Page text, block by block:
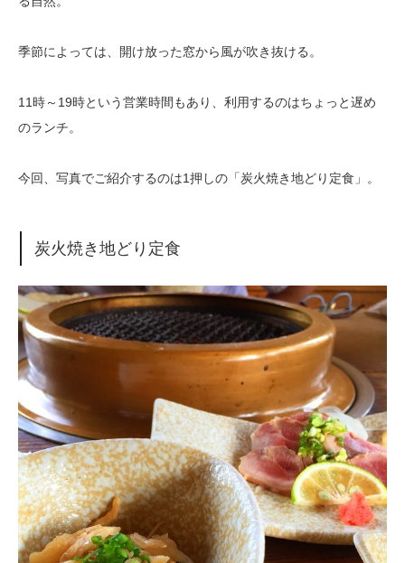
季節によっては、開け放った窓から風が吹き抜ける。
11時～19時という営業時間もあり、利用するのはちょっと遅め
のランチ。
今回、写真でご紹介するのは1押しの「炭火焼き地どり定食」。
炭火焼き地どり定食